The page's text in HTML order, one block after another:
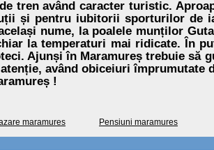
tren având caracter turistic.
și pentru iubitorii sporturilor de
nume, la poalele munților
la temperaturi mai ridicate. În
Ajunși în Maramureș trebuie să
având obiceiuri împrumutate
!
maramures Pensiuni maramures